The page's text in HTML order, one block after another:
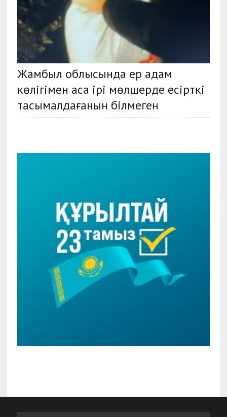
Жамбыл облысында ер адам
көлігімен аса ірі мөлшерде есірткі
тасымалдағанын білмеген